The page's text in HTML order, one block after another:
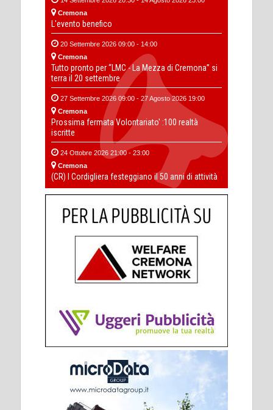
Cremona
L'evento benefico
20 Settembre 2026 09:00 - 14:00
Cremona
Tutto pronto per “LMC - La Mezza di Cremona” si
terra il 20 settembre
27 Settembre 2026 09:00 - 27 Agosto 2026 19:00
Cremona
Prossima fermata Volontariato' :100 realtà
iscritte
24 Ottobre 2026 21:00 - 23:00
Cremona
(CR) I Cordigliera festeggiano il 50 anni di attività